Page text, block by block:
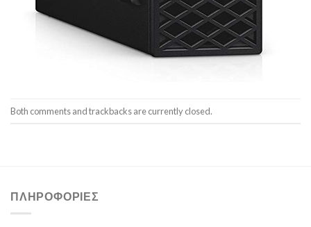
Both comments and trackbacks are currently closed.
ΠΛΗΡΟΦΟΡΊΕΣ